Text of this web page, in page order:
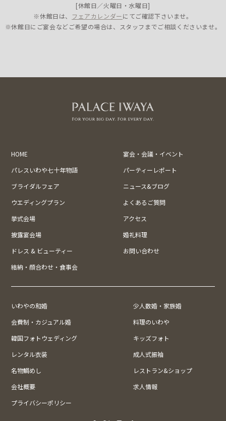
[休館日／火曜日・水曜日]
※休館日は、 フェアカレンダーにてご確認下さいませ。
※休館日にご宴会などご希望の場合は、スタッフまでご相談くださいませ。
HOME
宴会・会議・イベント
パレスいわや七十年物語
パーティーレポート
ブライダルフェア
ニュース&ブログ
ウエディングプラン
よくあるご質問
挙式会場
アクセス
披露宴会場
婚礼料理
ドレス & ビューティー
お問い合わせ
結納・顔合わせ・食事会
いわやの和婚
少人数婚・家族婚
会費制・カジュアル婚
料理のいわや
韓国フォトウェディング
キッズフォト
レンタル衣装
成人式振袖
名物鯛めし
レストラン&ショップ
会社概要
求人情報
プライバシーポリシー